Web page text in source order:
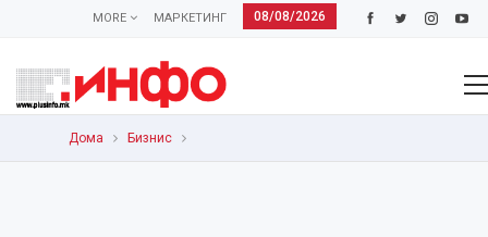
08/08/2026
МАРКЕТИНГ
MORE
Дома Бизнис